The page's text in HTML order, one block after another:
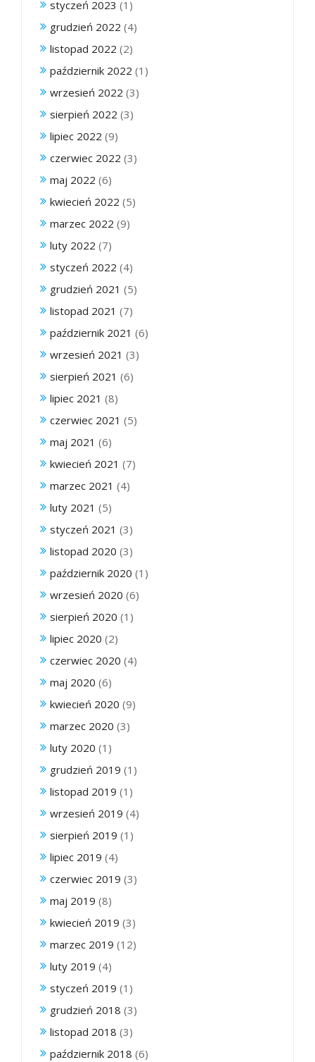
styczeń 2023 (1)
grudzień 2022 (4)
listopad 2022 (2)
październik 2022 (1)
wrzesień 2022 (3)
sierpień 2022 (3)
lipiec 2022 (9)
czerwiec 2022 (3)
maj 2022 (6)
kwiecień 2022 (5)
marzec 2022 (9)
luty 2022 (7)
styczeń 2022 (4)
grudzień 2021 (5)
listopad 2021 (7)
październik 2021 (6)
wrzesień 2021 (3)
sierpień 2021 (6)
lipiec 2021 (8)
czerwiec 2021 (5)
maj 2021 (6)
kwiecień 2021 (7)
marzec 2021 (4)
luty 2021 (5)
styczeń 2021 (3)
listopad 2020 (3)
październik 2020 (1)
wrzesień 2020 (6)
sierpień 2020 (1)
lipiec 2020 (2)
czerwiec 2020 (4)
maj 2020 (6)
kwiecień 2020 (9)
marzec 2020 (3)
luty 2020 (1)
grudzień 2019 (1)
listopad 2019 (1)
wrzesień 2019 (4)
sierpień 2019 (1)
lipiec 2019 (4)
czerwiec 2019 (3)
maj 2019 (8)
kwiecień 2019 (3)
marzec 2019 (12)
luty 2019 (4)
styczeń 2019 (1)
grudzień 2018 (3)
listopad 2018 (3)
październik 2018 (6)